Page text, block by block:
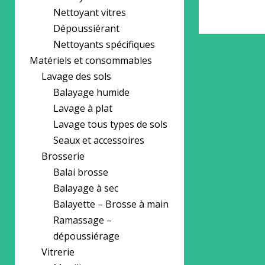
Nettoyant vitres
Dépoussiérant
Nettoyants spécifiques
Matériels et consommables
Lavage des sols
Balayage humide
Lavage à plat
Lavage tous types de sols
Seaux et accessoires
Brosserie
Balai brosse
Balayage à sec
Balayette – Brosse à main
Ramassage –
dépoussiérage
Vitrerie